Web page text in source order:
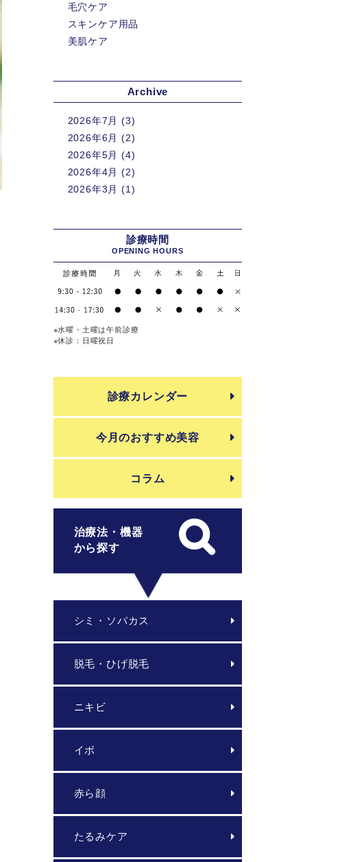
毛穴ケア
スキンケア用品
美肌ケア
Archive
2026年7月 (3)
2026年6月 (2)
2026年5月 (4)
2026年4月 (2)
2026年3月 (1)
診療時間
OPENING HOURS
※水曜・土曜は午前診療
※休診：日曜祝日
診療カレンダー
今月のおすすめ美容
コラム
治療法・機器
から探す
シミ・ソバカス
脱毛・ひげ脱毛
ニキビ
イボ
赤ら顔
たるみケア